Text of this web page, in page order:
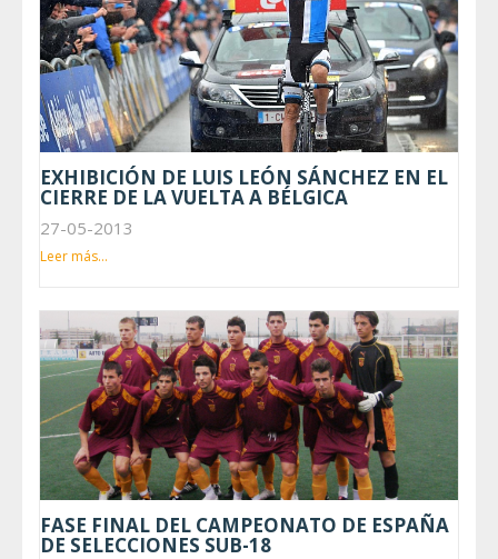
EXHIBICIÓN DE LUIS LEÓN SÁNCHEZ EN EL
CIERRE DE LA VUELTA A BÉLGICA
27-05-2013
Leer más...
FASE FINAL DEL CAMPEONATO DE ESPAÑA
DE SELECCIONES SUB-18